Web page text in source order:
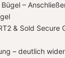
–
& Sold Secure
– deutlich